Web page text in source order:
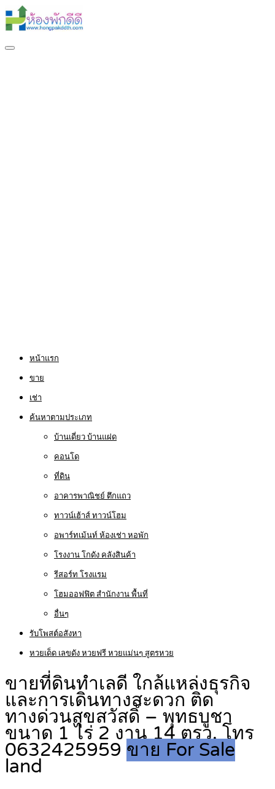
หน้าแรก
ขาย
เช่า
ค้นหาตามประเภท
บ้านเดี่ยว บ้านแฝด
คอนโด
ที่ดิน
อาคารพาณิชย์ ตึกแถว
ทาวน์เฮ้าส์ ทาวน์โฮม
อพาร์ทเม้นท์ ห้องเช่า หอพัก
โรงงาน โกดัง คลังสินค้า
รีสอร์ท โรงแรม
โฮมออฟฟิต สำนักงาน พื้นที่
อื่นๆ
รับโพสต์อสังหา
หวยเด็ด เลขดัง หวยฟรี หวยแม่นๆ สูตรหวย
ขายที่ดินทำเลดี ใกล้แหล่งธุรกิจ
และการเดินทางสะดวก ติด
ทางด่วนสุขสวัสดิ์ – พุทธบูชา
ขนาด 1 ไร่ 2 งาน 14 ตรว. โทร
0632425959 ขาย For Sale
land